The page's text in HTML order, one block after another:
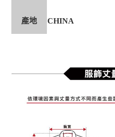
產地 CHINA